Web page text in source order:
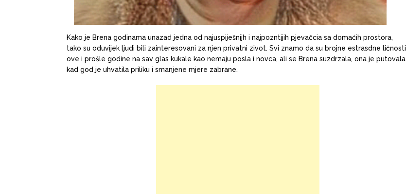
Kako je Brena godinama unazad jedna od najuspiješnijh i najpozntijih pjevačcia sa domaćih prostora,
tako su oduvijek ljudi bili zainteresovani za njen privatni zivot. Svi znamo da su brojne estrasdne ličnosti
ove i prošle godine na sav glas kukale kao nemaju posla i novca, ali se Brena suzdrzala, ona je putovala
kad god je uhvatila priliku i smanjene mjere zabrane.